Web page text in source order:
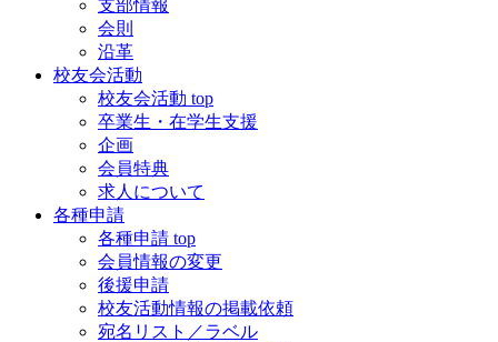
支部情報
会則
沿革
校友会活動
校友会活動 top
卒業生・在学生支援
企画
会員特典
求人について
各種申請
各種申請 top
会員情報の変更
後援申請
校友活動情報の掲載依頼
宛名リスト／ラベル